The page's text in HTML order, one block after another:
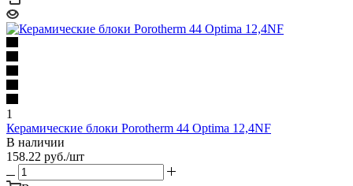
1
Керамические блоки Porotherm 44 Optima 12,4NF
В наличии
158.22 руб./шт